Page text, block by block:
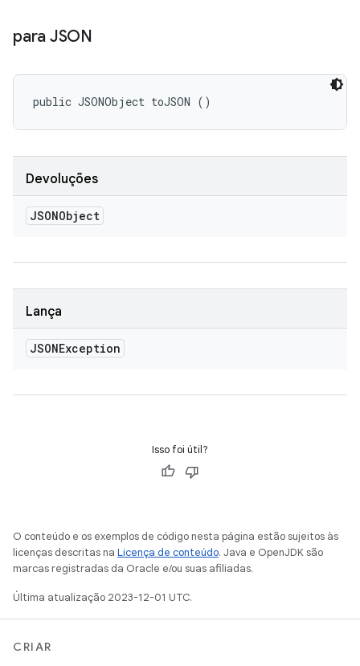
para JSON
public JSONObject toJSON ()
Devoluções
JSONObject
Lança
JSONException
Isso foi útil?
O conteúdo e os exemplos de código nesta página estão sujeitos às
licenças descritas na Licença de conteúdo. Java e OpenJDK são
marcas registradas da Oracle e/ou suas afiliadas.
Última atualização 2023-12-01 UTC.
CRIAR